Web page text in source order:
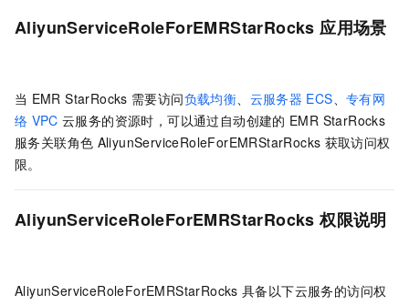
AliyunServiceRoleForEMRStarRocks 应用场景
当 EMR StarRocks 需要访问负载均衡、 云服务器 ECS、专有网
络 VPC 云服务的资源时，可以通过自动创建的 EMR StarRocks
服务关联角色 AliyunServiceRoleForEMRStarRocks 获取访问权
限。
AliyunServiceRoleForEMRStarRocks 权限说明
AliyunServiceRoleForEMRStarRocks 具备以下云服务的访问权